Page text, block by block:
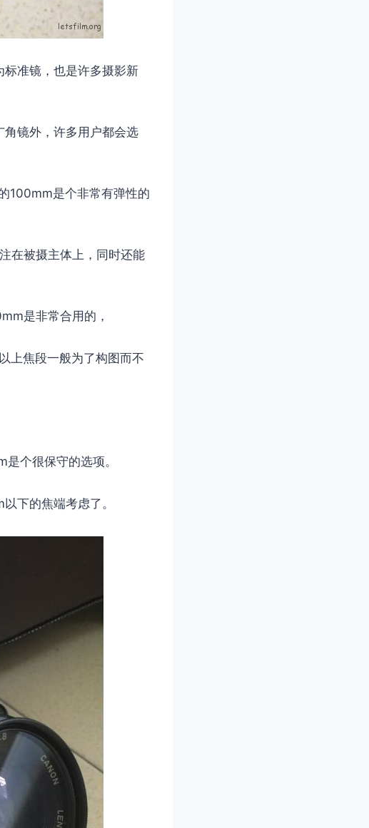
准镜，也是许多摄影新
镜外，许多用户都会选
100mm是个非常有弹性的
在被摄主体上，同时还能
是非常合用的，
上焦段一般为了构图而不
个很保守的选项。
下的焦端考虑了。